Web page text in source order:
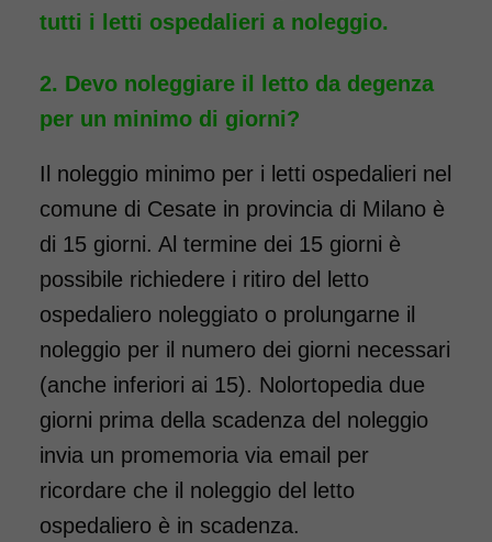
tutti i letti ospedalieri a noleggio.
Devo noleggiare il letto da degenza
per un minimo di giorni?
Il noleggio minimo per i letti ospedalieri nel
comune di Cesate in provincia di Milano è
di 15 giorni. Al termine dei 15 giorni è
possibile richiedere i ritiro del letto
ospedaliero noleggiato o prolungarne il
noleggio per il numero dei giorni necessari
(anche inferiori ai 15). Nolortopedia due
giorni prima della scadenza del noleggio
invia un promemoria via email per
ricordare che il noleggio del letto
ospedaliero è in scadenza.